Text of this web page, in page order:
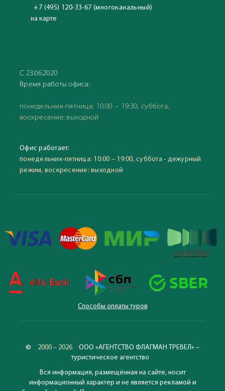
+7 (495) 120-33-67 (многоканальный)
на карте
С 23.06.2020
Время работы офиса:
понедельник-пятница: 10:00 – 19:30, суббота,
воскресение: выходной
Офис работает:
понедельник-пятница: 10:00 – 19:00, суббота - дежурный
режим, воскресение: выходной
Способы оплаты туров
© 2000 – 2026
ООО «АГЕНТСТВО ФЛАГМАН ТРЕВЕЛ» –
туристическое агентство
Вся информация, размещённая на сайте, носит
информационный характер и не является рекламой и